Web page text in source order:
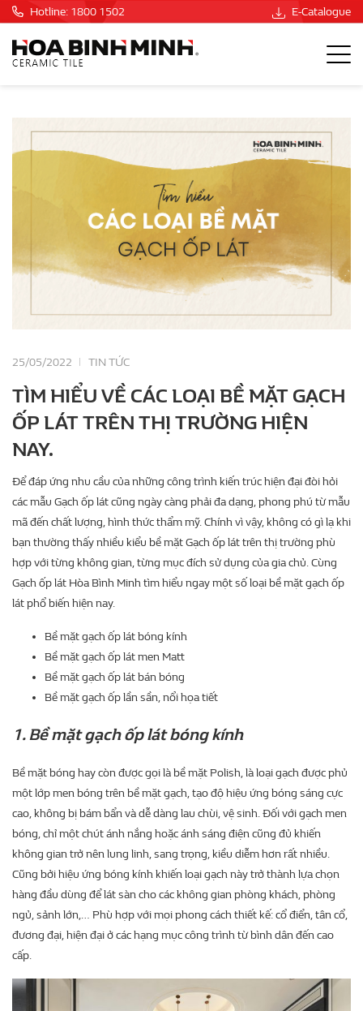
Hotline: 1800 1502 E-Catalogue
25/05/2022 TIN TỨC
TÌM HIỂU VỀ CÁC LOẠI BỀ MẶT GẠCH
ỐP LÁT TRÊN THỊ TRƯỜNG HIỆN
NAY.
Để đáp ứng nhu cầu của những công trình kiến trúc hiện đại đòi hỏi
các mẫu Gạch ốp lát cũng ngày càng phải đa dạng, phong phú từ mẫu
mã đến chất lượng, hình thức thẩm mỹ. Chính vì vậy, không có gì lạ khi
bạn thường thấy nhiều kiểu bề mặt Gạch ốp lát trên thị trường phù
hợp với từng không gian, từng mục đích sử dụng của gia chủ. Cùng
Gạch ốp lát Hòa Bình Minh tìm hiểu ngay một số loại bề mặt gạch ốp
lát phổ biến hiện nay.
Bề mặt gạch ốp lát bóng kính
Bề mặt gạch ốp lát men Matt
Bề mặt gạch ốp lát bán bóng
Bề mặt gạch ốp lần sần, nổi họa tiết
1. Bề mặt gạch ốp lát bóng kính
Bề mặt bóng hay còn được gọi là bề mặt Polish, là loại gạch được phủ
một lớp men bóng trên bề mặt gạch, tạo độ hiệu ứng bóng sáng cực
cao, không bị bám bẩn và dễ dàng lau chùi, vệ sinh. Đối với gạch men
bóng, chỉ một chút ánh nắng hoặc ánh sáng điện cũng đủ khiến
không gian trở nên lung linh, sang trọng, kiều diễm hơn rất nhiều.
Cũng bởi hiệu ứng bóng kính khiến loại gạch này trở thành lựa chọn
hàng đầu dùng để lát sàn cho các không gian phòng khách, phòng
ngủ, sảnh lớn,… Phù hợp với mọi phong cách thiết kế: cổ điển, tân cổ,
đương đại, hiện đại ở các hạng mục công trình từ bình dân đến cao
cấp.